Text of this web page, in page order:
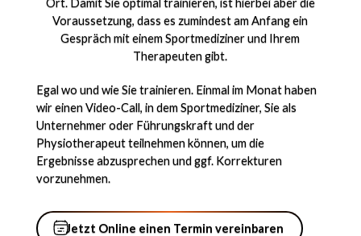
Voraussetzung, dass es zumindest am Anfang ein
Gespräch mit einem Sportmediziner und Ihrem
Therapeuten gibt.
Egal wo und wie Sie trainieren. Einmal im Monat haben
wir einen Video-Call, in dem Sportmediziner, Sie als
Unternehmer oder Führungskraft und der
Physiotherapeut teilnehmen können, um die
Ergebnisse abzusprechen und ggf. Korrekturen
vorzunehmen.
Jetzt Online einen Termin vereinbaren
Jetzt Online einen Termin